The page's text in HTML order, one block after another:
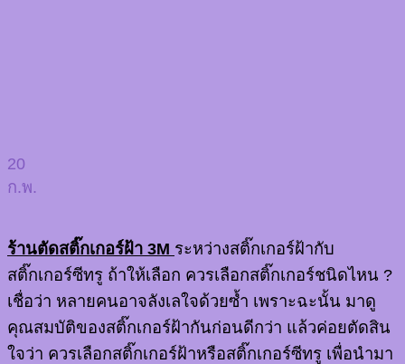
20
ก.พ.
ร้านตัดสติ๊กเกอร์ฝ้า 3M ระหว่างสติ๊กเกอร์ฝ้ากับ
สติ๊กเกอร์ซีทรู ถ้าให้เลือก ควรเลือกสติ๊กเกอร์ชนิดไหน ?
เชื่อว่า หลายคนอาจลังเลใจด้วยซ้ำ เพราะฉะนั้น มาดู
คุณสมบัติของสติ๊กเกอร์ฝ้ากันก่อนดีกว่า แล้วค่อยตัดสิน
ใจว่า ควรเลือกสติ๊กเกอร์ฝ้าหรือสติ๊กเกอร์ซีทรู เพื่อนำมา